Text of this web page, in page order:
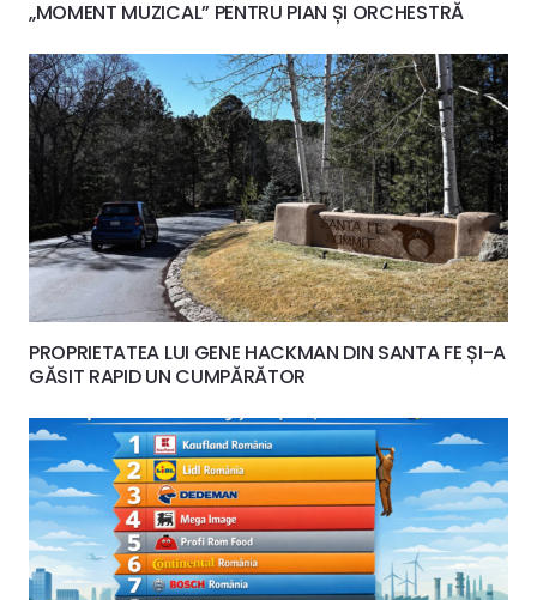
„MOMENT MUZICAL” PENTRU PIAN ȘI ORCHESTRĂ
PROPRIETATEA LUI GENE HACKMAN DIN SANTA FE ȘI-A
GĂSIT RAPID UN CUMPĂRĂTOR